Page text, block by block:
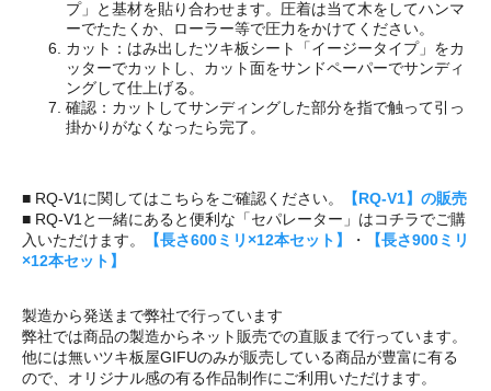
プ」と基材を貼り合わせます。圧着は当て木をしてハンマ
ーでたたくか、ローラー等で圧力をかけてください。
カット：はみ出したツキ板シート「イージータイプ」をカ
ッターでカットし、カット面をサンドペーパーでサンディ
ングして仕上げる。
確認：カットしてサンディングした部分を指で触って引っ
掛かりがなくなったら完了。
■ RQ-V1に関してはこちらをご確認ください。
【RQ-V1】の販売
■ RQ-V1と一緒にあると便利な「セパレーター」はコチラでご購
入いただけます。
【長さ600ミリ×12本セット】 ・
【長さ900ミリ
×12本セット】
製造から発送まで弊社で行っています
弊社では商品の製造からネット販売での直販まで行っています。
他には無いツキ板屋GIFUのみが販売している商品が豊富に有る
ので、オリジナル感の有る作品制作にご利用いただけます。